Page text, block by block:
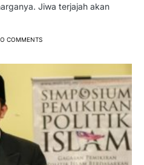
Jiwa terjajah akan
COMMENTS